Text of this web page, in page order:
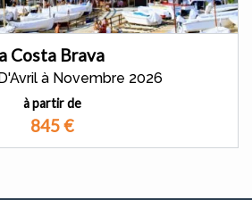
Costa Brava
à Novembre 2026
à partir de
845€